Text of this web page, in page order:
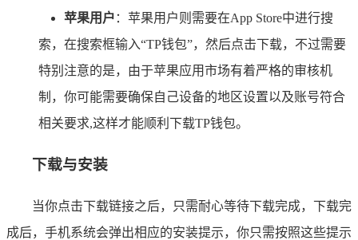
苹果用户 ：苹果用户则需要在App Store中进行搜
索，在搜索框输入“TP钱包”，然后点击下载，不过需要
特别注意的是，由于苹果应用市场有着严格的审核机
制，你可能需要确保自己设备的地区设置以及账号符合
相关要求,这样才能顺利下载TP钱包。
下载与安装
当你点击下载链接之后，只需耐心等待下载完成，下载完
成后，手机系统会弹出相应的安装提示，你只需按照这些提示